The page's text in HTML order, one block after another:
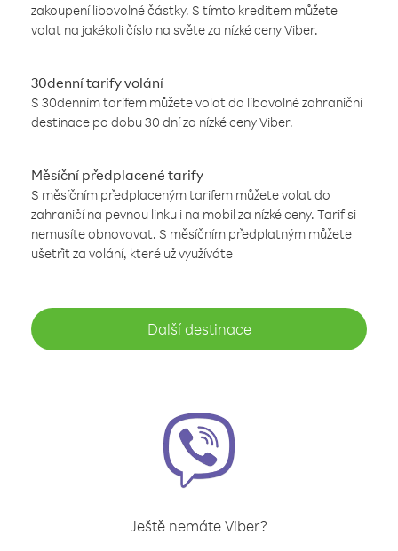
zakoupení libovolné částky. S tímto kreditem můžete
volat na jakékoli číslo na světe za nízké ceny Viber.
30denní tarify volání
S 30denním tarifem můžete volat do libovolné zahraniční
destinace po dobu 30 dní za nízké ceny Viber.
Měsíční předplacené tarify
S měsíčním předplaceným tarifem můžete volat do
zahraničí na pevnou linku i na mobil za nízké ceny. Tarif si
nemusíte obnovovat. S měsíčním předplatným můžete
ušetřit za volání, které už využíváte
Další destinace
Ještě nemáte Viber?